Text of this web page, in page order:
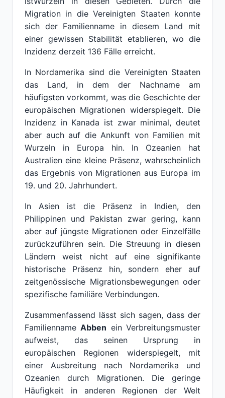
Migration in die Vereinigten Staaten konnte
sich der Familienname in diesem Land mit
einer gewissen Stabilität etablieren, wo die
Inzidenz derzeit 136 Fälle erreicht.
In Nordamerika sind die Vereinigten Staaten
das Land, in dem der Nachname am
häufigsten vorkommt, was die Geschichte der
europäischen Migrationen widerspiegelt. Die
Inzidenz in Kanada ist zwar minimal, deutet
aber auch auf die Ankunft von Familien mit
Wurzeln in Europa hin. In Ozeanien hat
Australien eine kleine Präsenz, wahrscheinlich
das Ergebnis von Migrationen aus Europa im
19. und 20. Jahrhundert.
In Asien ist die Präsenz in Indien, den
Philippinen und Pakistan zwar gering, kann
aber auf jüngste Migrationen oder Einzelfälle
zurückzuführen sein. Die Streuung in diesen
Ländern weist nicht auf eine signifikante
historische Präsenz hin, sondern eher auf
zeitgenössische Migrationsbewegungen oder
spezifische familiäre Verbindungen.
Zusammenfassend lässt sich sagen, dass der
FamiliennameAbben ein Verbreitungsmuster
aufweist, das seinen Ursprung in
europäischen Regionen widerspiegelt, mit
einer Ausbreitung nach Nordamerika und
Ozeanien durch Migrationen. Die geringe
Häufigkeit in anderen Regionen der Welt